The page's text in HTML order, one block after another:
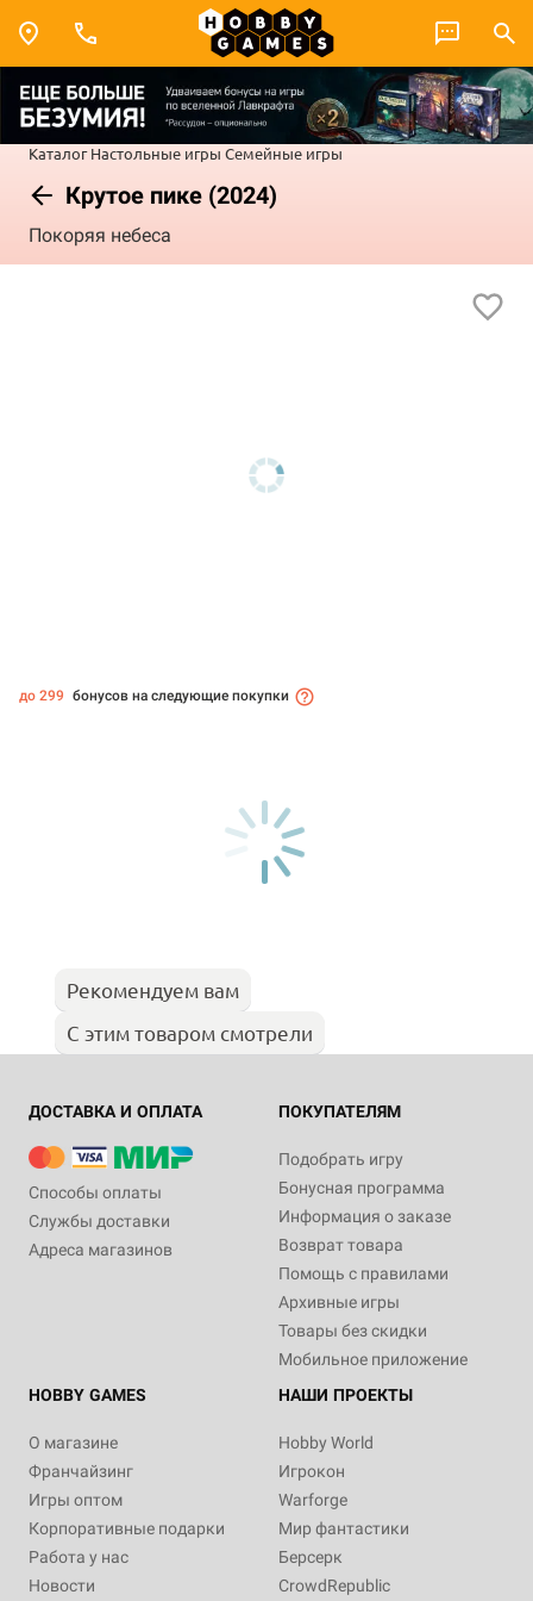
Каталог Настольные игры Семейные игры
Крутое пике (2024)
Покоряя небеса
до 299 бонусов на следующие покупки
Рекомендуем вам
С этим товаром смотрели
ДОСТАВКА И ОПЛАТА
Способы оплаты
Службы доставки
Адреса магазинов
ПОКУПАТЕЛЯМ
Подобрать игру
Бонусная программа
Информация о заказе
Возврат товара
Помощь с правилами
Архивные игры
Товары без скидки
Мобильное приложение
HOBBY GAMES
О магазине
Франчайзинг
Игры оптом
Корпоративные подарки
Работа у нас
Новости
НАШИ ПРОЕКТЫ
Hobby World
Игрокон
Warforge
Мир фантастики
Берсерк
CrowdRepublic